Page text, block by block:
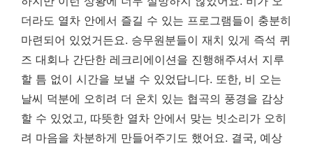
더라도 열차 안에서 즐길 수 있는 프로그램들이 충분히
마련되어 있었거든요. 승무원분들이 재치 있게 즉석 퀴
즈 대회나 간단한 레크리에이션을 진행해주셔서 지루
할 틈 없이 시간을 보낼 수 있었답니다. 또한, 비 오는
날씨 덕분에 오히려 더 운치 있는 협곡의 풍경을 감상
할 수 있었고, 따뜻한 열차 안에서 맞는 빗소리가 오히
려 마음을 차분하게 만들어주기도 했어요. 결국, 예상